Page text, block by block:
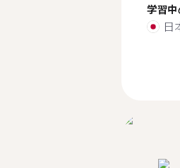
学習
日